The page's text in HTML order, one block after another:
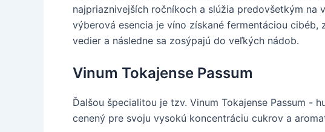
najpriaznivejších ročníkoch a slúžia predovšetkým
výberová esencia je víno získané fermentáciou
vedier a následne sa zosýpajú do veľkých nádob.
Vinum Tokajense Passum
Ďalšou špecialitou je tzv. Vinum Tokajense Passum -
cenený pre svoju vysokú koncentráciu cukrov a